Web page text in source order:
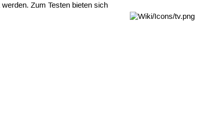
Zum Testen bieten sich